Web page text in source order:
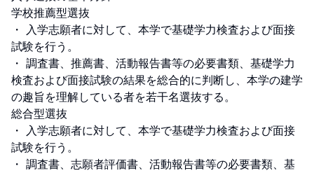
学校推薦型選抜
・ 入学志願者に対して、本学で基礎学力検査および面接
試験を行う。
・ 調査書、推薦書、活動報告書等の必要書類、基礎学力
検査および面接試験の結果を総合的に判断し、本学の建学
の趣旨を理解している者を若干名選抜する。
総合型選抜
・ 入学志願者に対して、本学で基礎学力検査および面接
試験を行う。
・ 調査書、志願者評価書、活動報告書等の必要書類、基